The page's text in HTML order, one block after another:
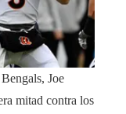
Joe
mitad contra los